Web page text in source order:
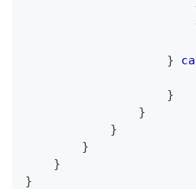
}
}
}
}
}
}
}